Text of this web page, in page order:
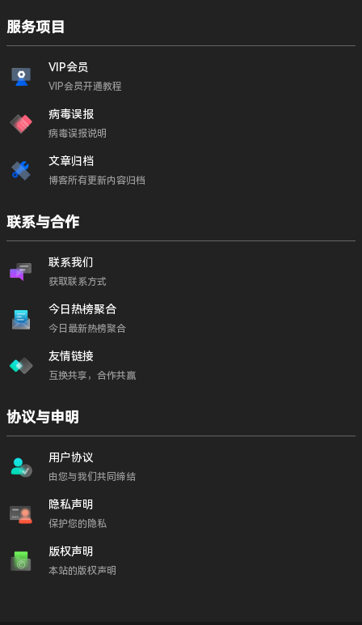
服务项目
VIP会员
VIP会员开通教程
病毒误报
病毒误报说明
文章归档
博客所有更新内容归档
联系与合作
联系我们
获取联系方式
今日热榜聚合
今日最新热榜聚合
友情链接
互换共享，合作共赢
协议与申明
用户协议
由您与我们共同缔结
隐私声明
保护您的隐私
版权声明
本站的版权声明